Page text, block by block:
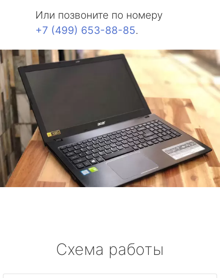
Или позвоните по номеру
+7 (499) 653-88-85.
Схема работы